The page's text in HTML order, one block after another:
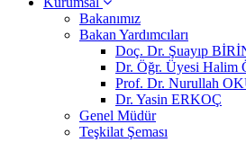
Bakanımız
Bakan Yardımcıları
Doç. Dr. Şuayıp
Dr. Öğr. Üyesi Halim
Prof. Dr. Nurullah
Dr. Yasin ERKOÇ
Genel Müdür
Teşkilat Şeması